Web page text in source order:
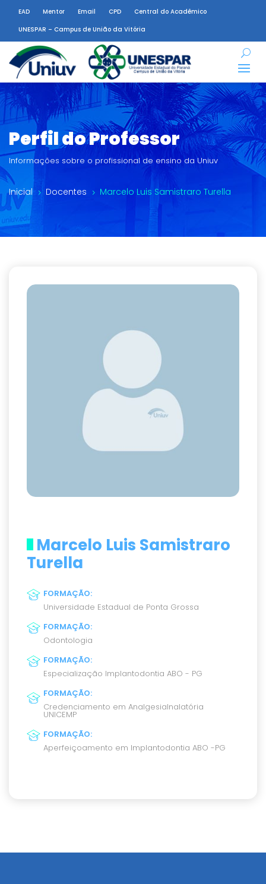
EAD Mentor Email CPD
Central do Acadêmico
UNESPAR – Campus de União da Vitória
Perfil do Professor
Informações sobre o profissional de ensino da Uniuv
Inicial 5 Docentes 5 Marcelo Luis Samistraro Turella
Marcelo Luis Samistraro
Turella
FORMAÇÃO:
Universidade Estadual de Ponta Grossa
FORMAÇÃO:
Odontologia
FORMAÇÃO:
Especialização Implantodontia ABO - PG
FORMAÇÃO:
Credenciamento em AnalgesiaInalatória
UNICEMP
FORMAÇÃO:
Aperfeiçoamento em Implantodontia ABO -PG